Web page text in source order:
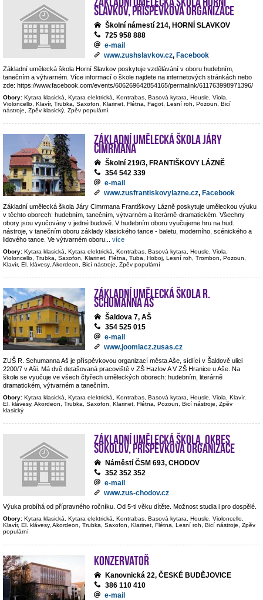
Slavkov, příspěvková organizace
Školní námestí 214, HORNÍ SLAVKOV
725 958 888
e-mail
www.zushslavkov.cz, Facebook
Základní umělecká škola Horní Slavkov poskytuje vzdělávání v oboru hudebním,
tanečním a výtvarném. Více informací o škole najdete na internetových stránkách nebo
zde: https://www.facebook.com/events/606269642854165/permalink/611763998971396/
Obory: Kytara klasická, Kytara elektrická, Kontrabas, Basová kytara, Housle, Viola,
Violoncello, Klavír, Trubka, Saxofon, Klarinet, Flétna, Fagot, Lesní roh, Pozoun, Bicí
nástroje, Zpěv klasický, Zpěv populární
Základní umělecká škola Járy
Cimrmana
Školní 219/3, FRANTIŠKOVY LÁZNĚ
354 542 339
e-mail
www.zusfrantiskovylazne.cz, Facebook
Základní umělecká škola Járy Cimrmana Františkovy Lázně poskytuje uměleckou výuku
v těchto oborech: hudebním, tanečním, výtvarném a literárně-dramatickém. Všechny
obory jsou vyučovány v jedné budově. V hudebním oboru vyučujeme hru na hud.
nástroje, v tanečním oboru základy klasického tance - baletu, moderního, scénického a
lidového tance. Ve výtvarném oboru
více
Obory: Kytara klasická, Kytara elektrická, Kontrabas, Basová kytara, Housle, Viola,
Violoncello, Trubka, Saxofon, Klarinet, Flétna, Tuba, Hoboj, Lesní roh, Trombon, Pozoun,
Klavír, El. klávesy, Akordeon, Bicí nástroje, Zpěv populární
Základní umělecká škola R.
Schumanna Aš
Šaldova 7, AŠ
354 525 015
e-mail
www.joomlacz.zusas.cz
ZUŠ R. Schumanna Aš je příspěvkovou organizací města Aše, sídlící v Šaldově ulici
2200/7 v Aši. Má dvě detašovaná pracoviště v ZŠ Hazlov A V ZŠ Hranice u Aše. Na
škole se vyučuje ve všech čtyřech uměleckých oborech: hudebním, literárně
dramatickém, výtvarném a tanečním.
Obory: Kytara klasická, Kytara elektrická, Kontrabas, Basová kytara, Housle, Viola, Klavír,
El. klávesy, Akordeon, Trubka, Saxofon, Klarinet, Flétna, Pozoun, Bicí nástroje, Zpěv
klasický
Základní umělecká škola, okres
Sokolov, příspěvková organizace
Náměstí ČSM 693, CHODOV
352 352 352
e-mail
www.zus-chodov.cz
Výuka probíhá od přípravného ročníku. Od 5-ti věku dítěte. Možnost studia i pro dospělé.
Obory: Kytara klasická, Kytara elektrická, Kontrabas, Basová kytara, Housle, Violoncello,
Klavír, El. klávesy, Akordeon, Trubka, Saxofon, Klarinet, Flétna, Lesní roh, Bicí nástroje, Zpěv
populární
Konzervatoř
Kanovnická 22, ČESKÉ BUDĚJOVICE
386 110 410
e-mail